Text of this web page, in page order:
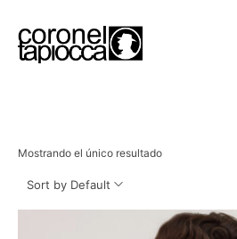
Mostrando el único resultado
Sort by Default